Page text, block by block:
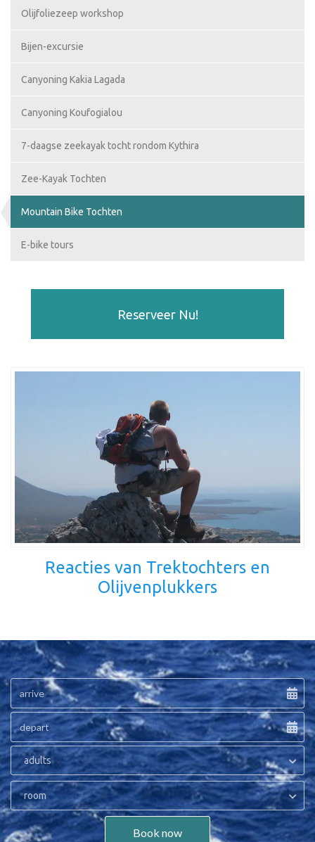
Olijfoliezeep workshop
Bijen-excursie
Canyoning Kakia Lagada
Canyoning Koufogialou
7-daagse zeekayak tocht rondom Kythira
Zee-Kayak Tochten
Mountain Bike Tochten
E-bike tours
Reserveer Nu!
Reacties van Trektochters en
Olijvenplukkers
adults
room
Book now